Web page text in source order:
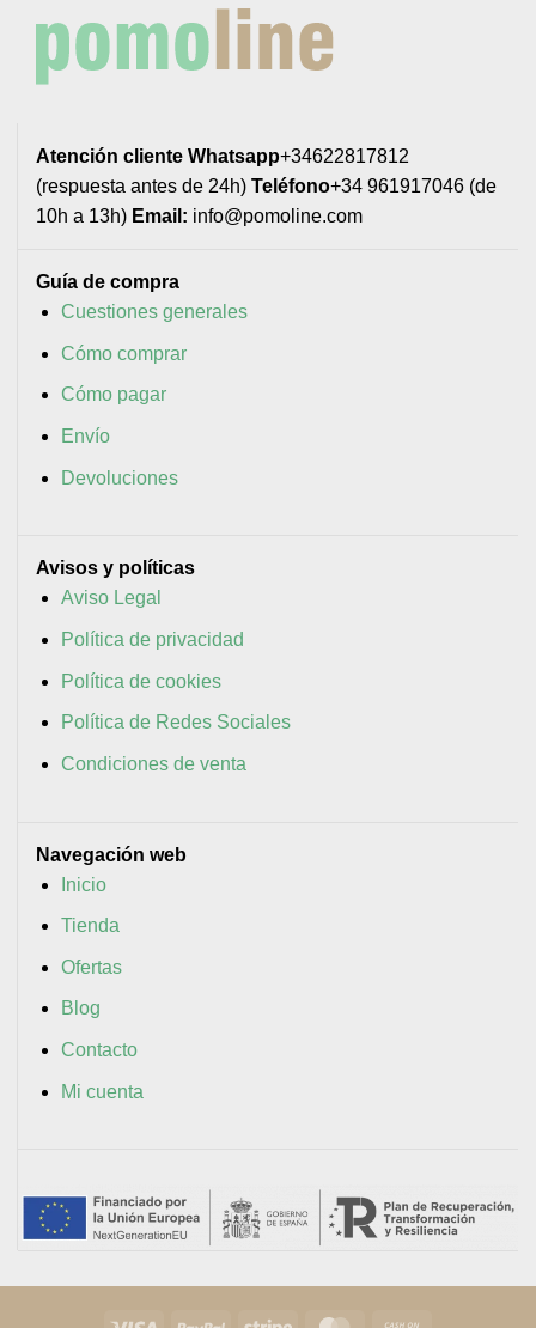
Atención cliente Whatsapp+34622817812
(respuesta antes de 24h) Teléfono+34 961917046 (de
10h a 13h) Email: info@pomoline.com
Guía de compra
Cuestiones generales
Cómo comprar
Cómo pagar
Envío
Devoluciones
Avisos y políticas
Aviso Legal
Política de privacidad
Política de cookies
Política de Redes Sociales
Condiciones de venta
Navegación web
Inicio
Tienda
Ofertas
Blog
Contacto
Mi cuenta